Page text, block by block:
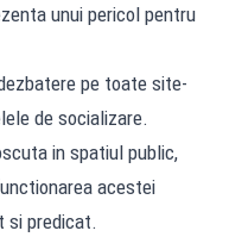
unui pericol pentru
pe toate site-
de socializare.
in spatiul public,
acestei
si predicat.